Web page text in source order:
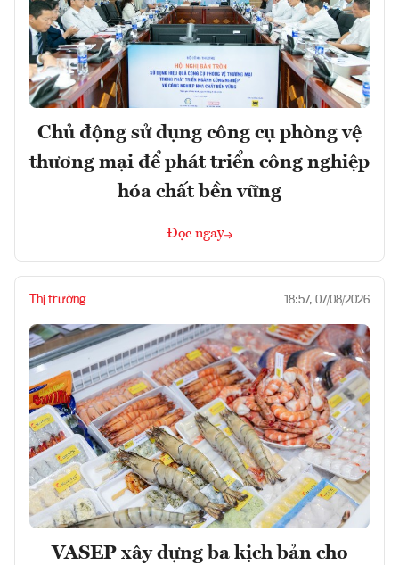
Chủ động sử dụng công cụ phòng vệ
thương mại để phát triển công nghiệp
hóa chất bền vững
Đọc ngay
Thị trường 18:57, 07/08/2026
VASEP xây dựng ba kịch bản cho